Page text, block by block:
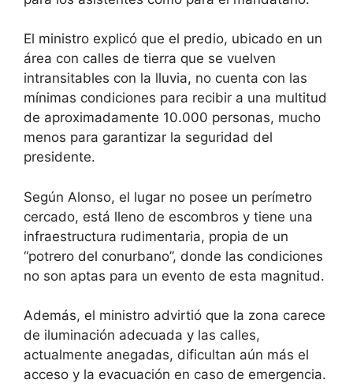
El ministro explicó que el predio, ubicado en un
área con calles de tierra que se vuelven
intransitables con la lluvia, no cuenta con las
mínimas condiciones para recibir a una multitud
de aproximadamente 10.000 personas, mucho
menos para garantizar la seguridad del
presidente.
Según Alonso, el lugar no posee un perímetro
cercado, está lleno de escombros y tiene una
infraestructura rudimentaria, propia de un
“potrero del conurbano”, donde las condiciones
no son aptas para un evento de esta magnitud.
Además, el ministro advirtió que la zona carece
de iluminación adecuada y las calles,
actualmente anegadas, dificultan aún más el
acceso y la evacuación en caso de emergencia.